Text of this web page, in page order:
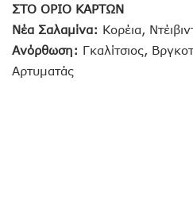
ΣΤΟ ΟΡΙΟ ΚΑΡΤΩΝ
Νέα Σαλαμίνα: Κορέια,
Ανόρθωση: Γκαλίτσιος,
Αρτυματάς